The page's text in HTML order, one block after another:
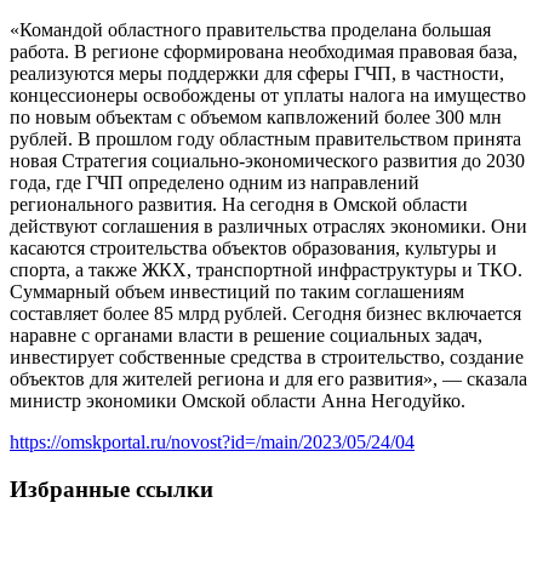
«Командой областного правительства проделана большая
работа. В регионе сформирована необходимая правовая база,
реализуются меры поддержки для сферы ГЧП, в частности,
концессионеры освобождены от уплаты налога на имущество
по новым объектам с объемом капвложений более 300 млн
рублей. В прошлом году областным правительством принята
новая Стратегия социально-экономического развития до 2030
года, где ГЧП определено одним из направлений
регионального развития. На сегодня в Омской области
действуют соглашения в различных отраслях экономики. Они
касаются строительства объектов образования, культуры и
спорта, а также ЖКХ, транспортной инфраструктуры и ТКО.
Суммарный объем инвестиций по таким соглашениям
составляет более 85 млрд рублей. Сегодня бизнес включается
наравне с органами власти в решение социальных задач,
инвестирует собственные средства в строительство, создание
объектов для жителей региона и для его развития», — сказала
министр экономики Омской области Анна Негодуйко.
https://omskportal.ru/novost?id=/main/2023/05/24/04
Избранные ссылки